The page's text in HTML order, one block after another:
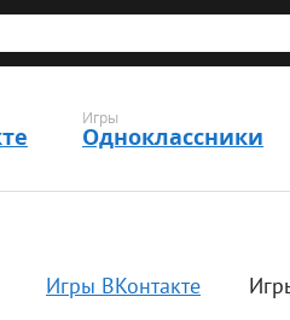
Игры
Одноклассники
Игры ВКонтакте